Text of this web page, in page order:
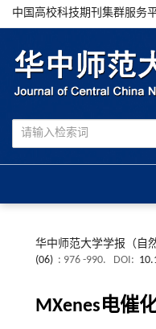
中国高校科技期刊集群服务
华中师范大学学报（自
(06) : 976 -990. DOI:
MXenes电催